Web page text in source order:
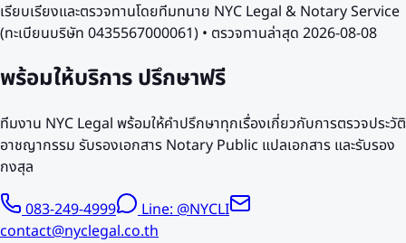
เรียบเรียงและตรวจทานโดยทีมทนาย NYC Legal & Notary Service
(ทะเบียนบริษัท 0435567000061) • ตรวจทานล่าสุด 2026-08-08
พร้อมให้บริการปรึกษาฟรี
ทีมงาน NYC Legal พร้อมให้คำปรึกษาทุกเรื่องเกี่ยวกับการตรวจประวัติ
อาชญากรรม รับรองเอกสาร Notary Public แปลเอกสาร และรับรอง
กงสุล
083-249-4999
Line: @NYCLI
contact@nyclegal.co.th